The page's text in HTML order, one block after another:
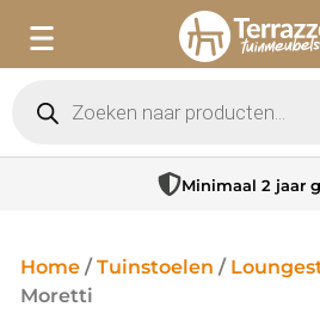
Minimaal 2 jaar
Home / Tuinstoelen /
Moretti